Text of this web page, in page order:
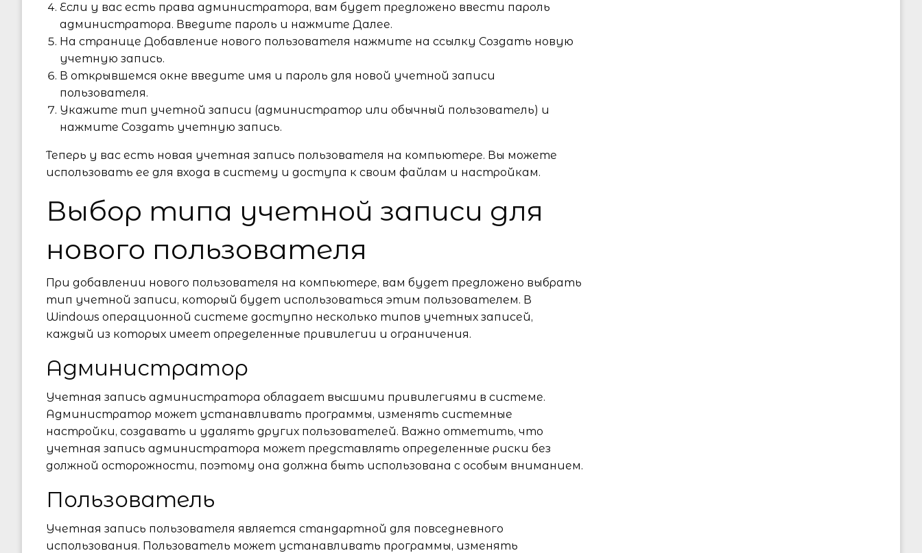
Если у вас есть права администратора, вам будет предложено ввести пароль
администратора. Введите пароль и нажмите Далее.
На странице Добавление нового пользователя нажмите на ссылку Создать новую
учетную запись.
В открывшемся окне введите имя и пароль для новой учетной записи
пользователя.
Укажите тип учетной записи (администратор или обычный пользователь) и
нажмите Создать учетную запись.
Теперь у вас есть новая учетная запись пользователя на компьютере. Вы можете
использовать ее для входа в систему и доступа к своим файлам и настройкам.
Выбор типа учетной записи для
нового пользователя
При добавлении нового пользователя на компьютере, вам будет предложено выбрать
тип учетной записи, который будет использоваться этим пользователем. В
Windows операционной системе доступно несколько типов учетных записей,
каждый из которых имеет определенные привилегии и ограничения.
Администратор
Учетная запись администратора обладает высшими привилегиями в системе.
Администратор может устанавливать программы, изменять системные
настройки, создавать и удалять других пользователей. Важно отметить, что
учетная запись администратора может представлять определенные риски без
должной осторожности, поэтому она должна быть использована с особым вниманием.
Пользователь
Учетная запись пользователя является стандартной для повседневного
использования. Пользователь может устанавливать программы, изменять